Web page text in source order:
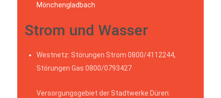
Mönchengladbach
Strom und Wasser
Westnetz: Störungen Strom 0800/4112244,
Störungen Gas 0800/0793427
Versorgungsgebiet der Stadtwerke Düren: